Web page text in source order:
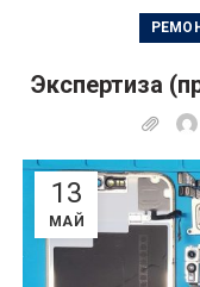
Экспертиза
13
МАЙ